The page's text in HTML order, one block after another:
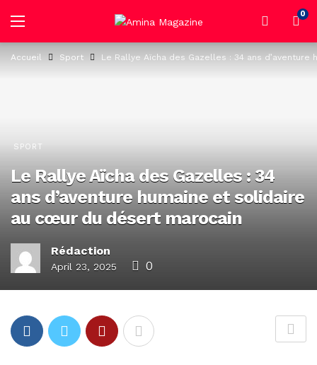
0
Accueil Sport Le Rallye Aïcha des Gazelles : 34 ans
SPORT
Le Rallye Aïcha des Gazelles : 34
ans d’aventure humaine et solidaire
au cœur du désert marocain
Rédaction
April 23, 2025 0